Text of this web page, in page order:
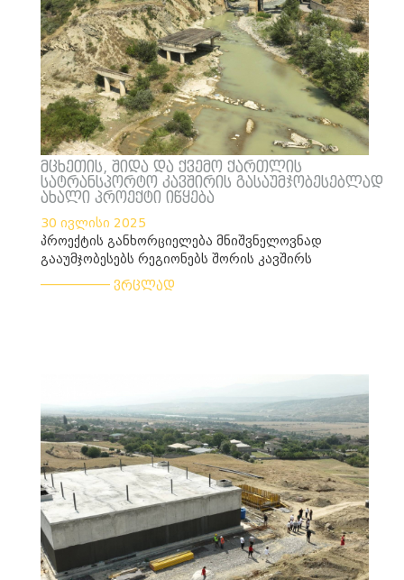
მცხეთის, შიდა და ქვემო ქართლის
სატრანსპორტო კავშირის გასაუმჯობესებლად
ახალი პროექტი იწყება
30 ივლისი 2025
პროექტის განხორციელება მნიშვნელოვნად
გააუმჯობესებს რეგიონებს შორის კავშირს
ვრცლად